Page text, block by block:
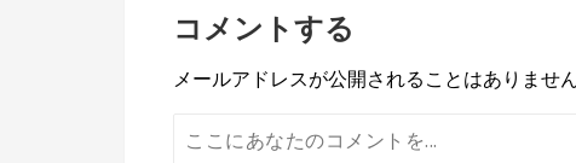
ナ
ビ
ゲ
コメントする
メールアドレスが公開されることはありません